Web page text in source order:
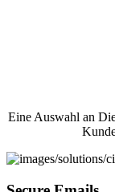
Eine Auswahl an